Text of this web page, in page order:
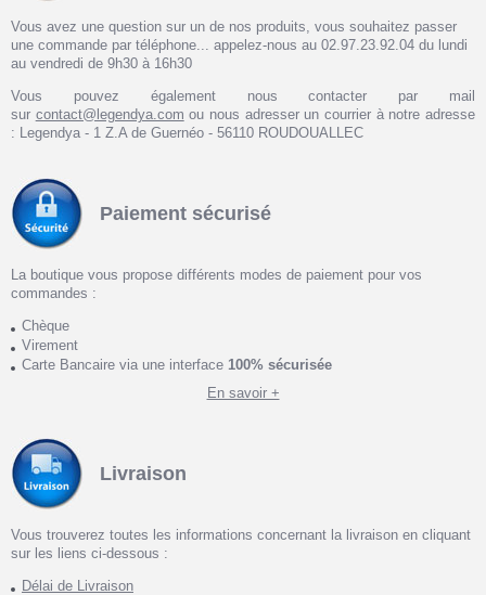
Vous avez une question sur un de nos produits, vous souhaitez passer
une commande par téléphone... appelez-nous au 02.97.23.92.04 du lundi
au vendredi de 9h30 à 16h30
Vous pouvez également nous contacter par mail
sur contact@legendya.com ou nous adresser un courrier à notre adresse
: Legendya - 1 Z.A de Guernéo - 56110 ROUDOUALLEC
Paiement sécurisé
La boutique vous propose différents modes de paiement pour vos
commandes :
Chèque
Virement
Carte Bancaire via une interface 100% sécurisée
En savoir +
Livraison
Vous trouverez toutes les informations concernant la livraison en cliquant
sur les liens ci-dessous :
Délai de Livraison